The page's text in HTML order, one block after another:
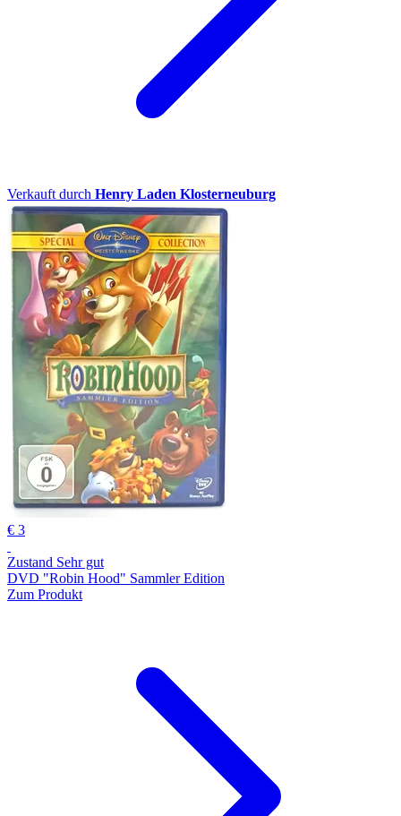
Verkauft durch Henry Laden Klosterneuburg
€ 3
Zustand Sehr gut
DVD "Robin Hood" Sammler Edition
Zum Produkt